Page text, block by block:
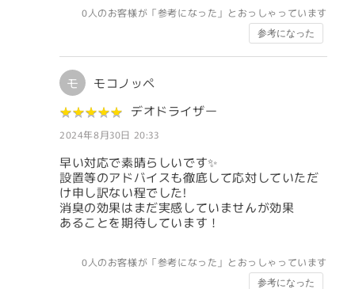
0人のお客様が「参考になった」とおっしゃっています
参考になった
モ モコノッペ
★★★★★
★★★★★ デオドライザー
2024年8月30日 20:33
早い対応で素晴らしいです✨
設置等のアドバイスも徹底して応対していただ
け申し訳ない程でした!
消臭の効果はまだ実感していませんが効果
あることを期待しています！
0人のお客様が「参考になった」とおっしゃっています
参考になった